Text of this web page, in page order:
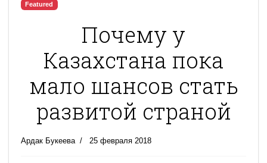
Featured
Почему у
Казахстана пока
мало шансов стать
развитой страной
Ардак Букеева 25 февраля 2018